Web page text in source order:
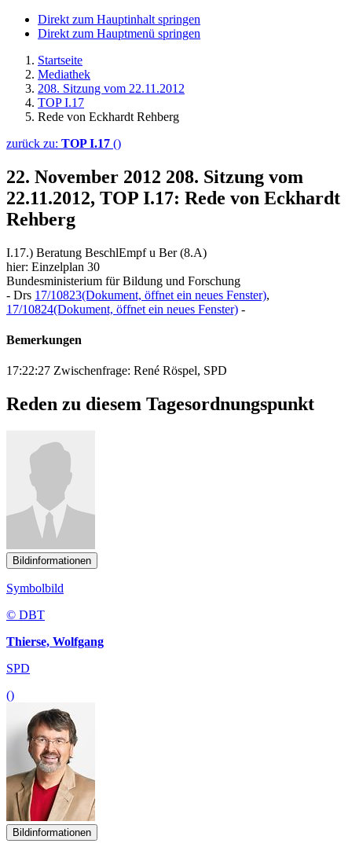
Direkt zum Hauptinhalt springen
Direkt zum Hauptmenü springen
Startseite
Mediathek
208. Sitzung vom 22.11.2012
TOP I.17
Rede von Eckhardt Rehberg
zurück zu: TOP I.17 ()
22. November 2012 208. Sitzung vom
22.11.2012, TOP I.17: Rede von Eckhardt
Rehberg
I.17.) Beratung BeschlEmpf u Ber (8.A)
hier: Einzelplan 30
Bundesministerium für Bildung und Forschung
- Drs 17/10823(Dokument, öffnet ein neues Fenster),
17/10824(Dokument, öffnet ein neues Fenster) -
Bemerkungen
17:22:27 Zwischenfrage: René Röspel, SPD
Reden zu diesem Tagesordnungspunkt
Bildinformationen
Symbolbild
© DBT
Thierse, Wolfgang
SPD
()
Bildinformationen